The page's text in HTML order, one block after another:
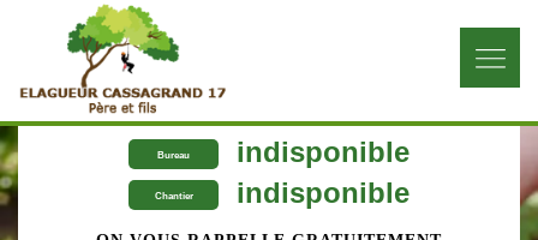
Bureau indisponible
Chantier indisponible